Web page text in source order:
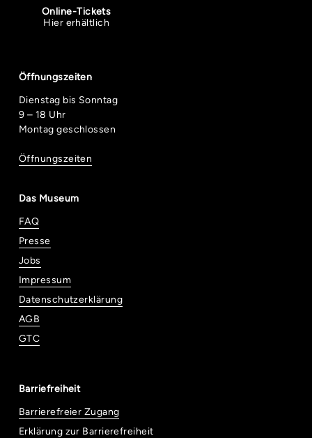
Online-Tickets
Hier erhältlich
Öffnungszeiten
Dienstag bis Sonntag
9 – 18 Uhr
Montag geschlossen
Öffnungszeiten
Das Museum
FAQ
Presse
Jobs
Impressum
Datenschutzerklärung
AGB
GTC
Barriefreiheit
Barrierefreier Zugang
Erklärung zur Barrierefreiheit